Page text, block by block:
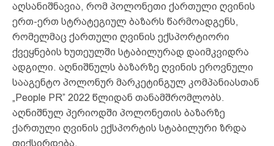
აღსანიშნავია, რომ პოლონეთი ქართული ღვინის
ერთ-ერთ სტრატეგიულ ბაზარს წარმოადგენს,
რომელმაც ქართული ღვინის ექსპორტიორი
ქვეყნების ხუთეულში სტაბილურად დაიმკვიდრა
ადგილი. აღნიშნულს ბაზარზე ღვინის ეროვნული
სააგენტო პოლონურ მარკეტინგულ კომპანიასთან
„People PR” 2022 წლიდან თანამშრომლობს.
აღნიშნულ პერიოდში პოლონეთის ბაზარზე
ქართული ღვინის ექსპორტის სტაბილური ზრდა
ფიქსირდება.